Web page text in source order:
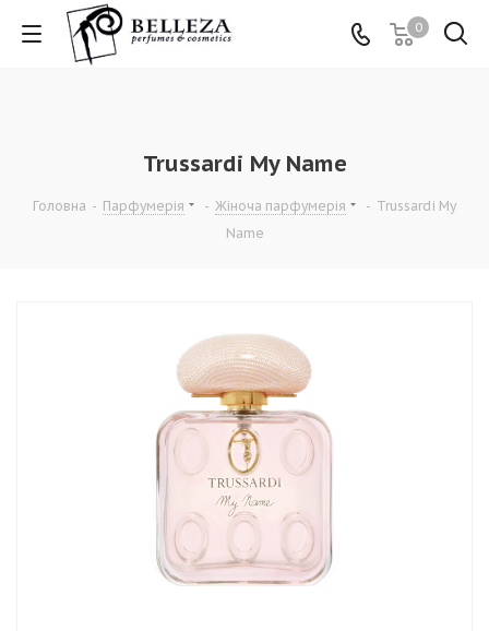
0
Trussardi My Name
Головна - Парфумерія - Жіноча парфумерія - Trussardi My
Name